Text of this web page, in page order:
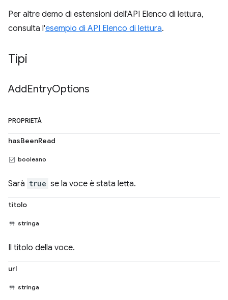
Per altre demo di estensioni dell'API Elenco di lettura,
consulta l'esempio di API Elenco di lettura.
Tipi
AddEntryOptions
PROPRIETÀ
hasBeenRead
booleano
Sarà true se la voce è stata letta.
titolo
stringa
Il titolo della voce.
url
stringa